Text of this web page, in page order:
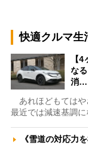
快適クルマ生
【
な
消…
あれほどもてはや
最近では減速基調
《雪道の対応力